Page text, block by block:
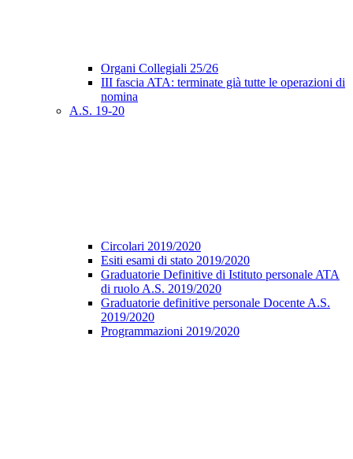
Organi Collegiali 25/26
III fascia ATA: terminate già tutte le operazioni di
nomina
A.S. 19-20
Circolari 2019/2020
Esiti esami di stato 2019/2020
Graduatorie Definitive di Istituto personale ATA
di ruolo A.S. 2019/2020
Graduatorie definitive personale Docente A.S.
2019/2020
Programmazioni 2019/2020